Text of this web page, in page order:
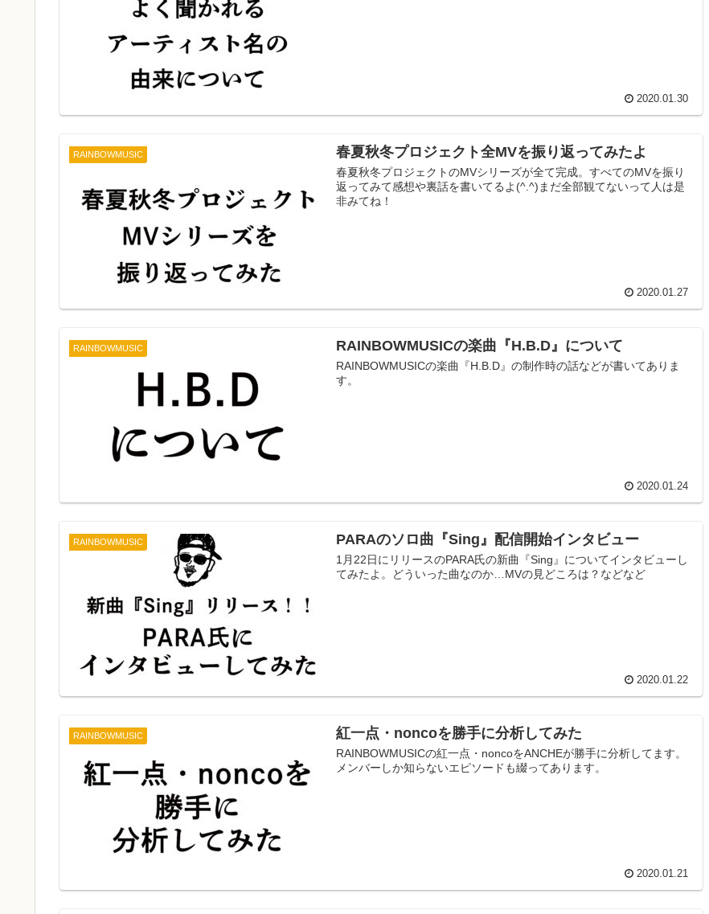
2020.01.30
RAINBOWMUSIC 春夏秋冬プロジェクト全MVを振り返ってみたよ
春夏秋冬プロジェクトのMVシリーズが全て完成。すべてのMVを振り
返ってみて感想や裏話を書いてるよ(^.^)まだ全部観てないって人は是
非みてね！
2020.01.27
RAINBOWMUSIC RAINBOWMUSICの楽曲『H.B.D』について
RAINBOWMUSICの楽曲『H.B.D』の制作時の話などが書いてありま
す。
2020.01.24
RAINBOWMUSIC PARAのソロ曲『Sing』配信開始インタビュー
1月22日にリリースのPARA氏の新曲『Sing』についてインタビューし
てみたよ。どういった曲なのか…MVの見どころは？などなど
2020.01.22
RAINBOWMUSIC 紅一点・noncoを勝手に分析してみた
RAINBOWMUSICの紅一点・noncoをANCHEが勝手に分析してます。
メンバーしか知らないエピソードも綴ってあります。
2020.01.21